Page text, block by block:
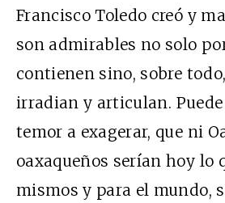
Francisco Toledo creó y
son admirables no solo
contienen sino, sobre
irradian y articulan.
temor a exagerar, que ni
oaxaqueños serían hoy lo
mismos y para el mundo,